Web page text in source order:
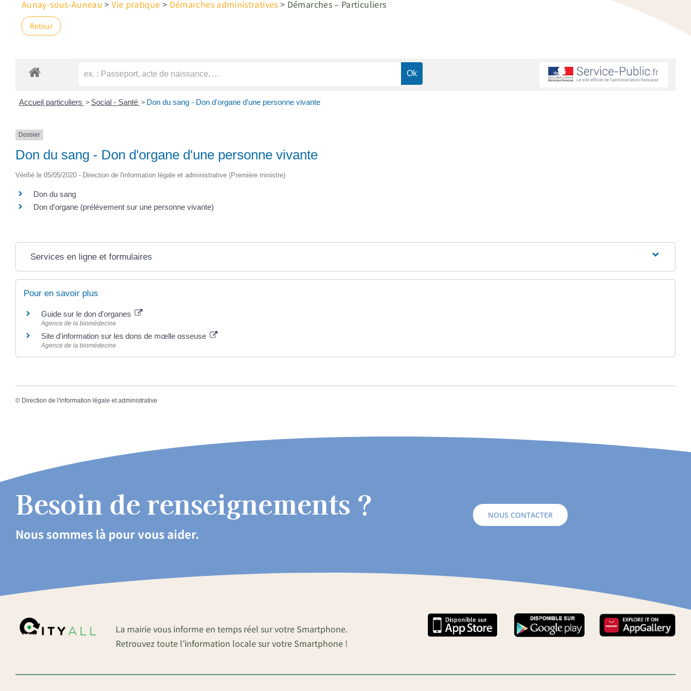
Aunay-sous-Auneau >Vie pratique > Démarches administratives > Démarches – Particuliers
Retour
Accueil particuliers > Social - Santé > Don du sang - Don d'organe d'une personne vivante
Dossier
Don du sang - Don d'organe d'une personne vivante
Vérifié le 05/05/2020 - Direction de l'information légale et administrative (Première ministre)
Don du sang
Don d'organe (prélèvement sur une personne vivante)
Services en ligne et formulaires
Pour en savoir plus
Guide sur le don d'organes
Agence de la biomédecine
Site d'information sur les dons de mœlle osseuse
Agence de la biomédecine
© Direction de l'information légale et administrative
Besoin de renseignements ?
Nous sommes là pour vous aider.
NOUS CONTACTER
La mairie vous informe en temps réel sur votre Smartphone.
Retrouvez toute l’information locale sur votre Smartphone !